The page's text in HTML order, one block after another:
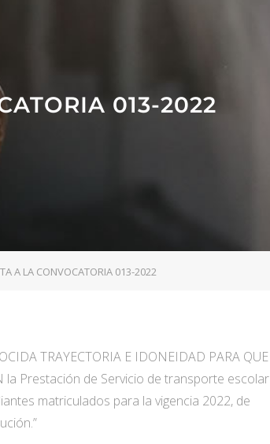
013-2022
A LA CONVOCATORIA 013-2022
TRAYECTORIA E IDONEIDAD PARA QUE
la Prestación de Servicio de transporte escolar
matriculados para la vigencia 2022, de